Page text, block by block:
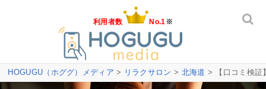
利用者数 No.1 ※
HOGUGU（ホググ）メディア > リラクサロン > 北海道 > 【口コミ検証